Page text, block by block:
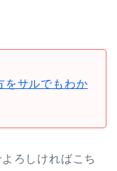
をサルでもわか
ろしければこち